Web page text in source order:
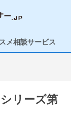
メ相談サービス
リーズ第